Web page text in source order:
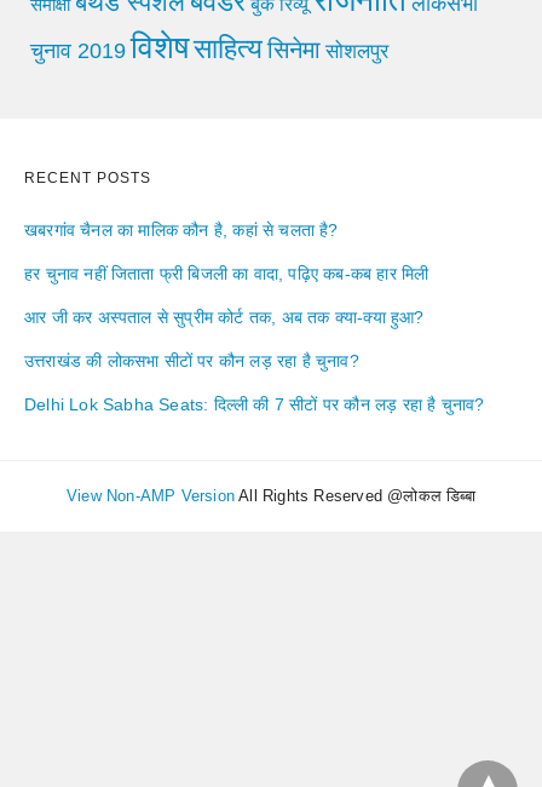
समीक्षा बुक रिव्यू
चुनाव 2019 विशेषसाहित्यसिनेमा सोशलपुर
RECENT POSTS
खबरगांव चैनल का मालिक कौन है, कहां से चलता है?
हर चुनाव नहीं जिताता फ्री बिजली का वादा, पढ़िए कब-कब हार मिली
आर जी कर अस्पताल से सुप्रीम कोर्ट तक, अब तक क्या-क्या हुआ?
उत्तराखंड की लोकसभा सीटों पर कौन लड़ रहा है चुनाव?
Delhi Lok Sabha Seats: दिल्ली की 7 सीटों पर कौन लड़ रहा है चुनाव?
View Non-AMP Version All Rights Reserved @लोकल डिब्बा